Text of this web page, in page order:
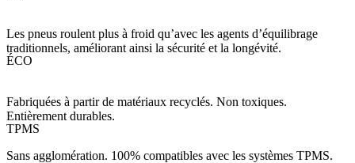
Les pneus roulent plus à froid qu’avec les agents d’équilibrage
traditionnels, améliorant ainsi la sécurité et la longévité.
ÉCO
Fabriquées à partir de matériaux recyclés. Non toxiques.
Entièrement durables.
TPMS
Sans agglomération. 100% compatibles avec les systèmes TPMS.